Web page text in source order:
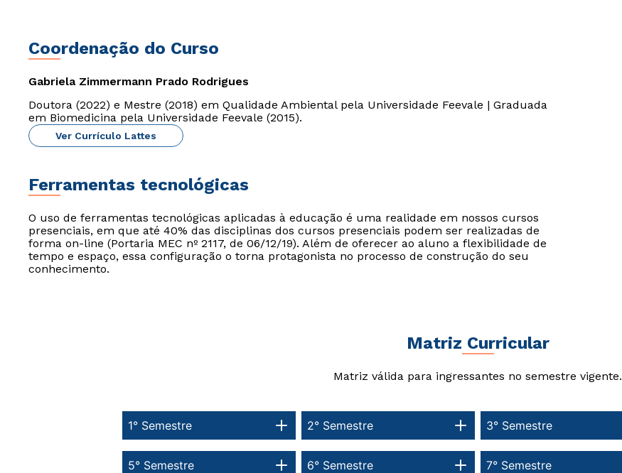
Coordenação do Curso
Gabriela Zimmermann Prado Rodrigues
Doutora (2022) e Mestre (2018) em Qualidade Ambiental pela Universidade Feevale | Graduada
em Biomedicina pela Universidade Feevale (2015).
Ver Currículo Lattes
Ferramentas tecnológicas
O uso de ferramentas tecnológicas aplicadas à educação é uma realidade em nossos cursos
presenciais, em que até 40% das disciplinas dos cursos presenciais podem ser realizadas de
forma on-line (Portaria MEC nº 2117, de 06/12/19). Além de oferecer ao aluno a flexibilidade de
tempo e espaço, essa configuração o torna protagonista no processo de construção do seu
conhecimento.
Matriz Curricular
Matriz válida para ingressantes no semestre vigente.
1° Semestre
7° Semestre
6° Semestre
5° Semestre
3° Semestre
2° Semestre
ou
Estou de acordo com a Política de Privacidade.
autorizo que meus dados sejam utilizados para o
envio de conteúdos do Cesuca.
ou
Estou de acordo com a Política de Privacidade.
autorizo que meus dados sejam utilizados para o
envio de conteúdos da Cruzeiro do Sul.